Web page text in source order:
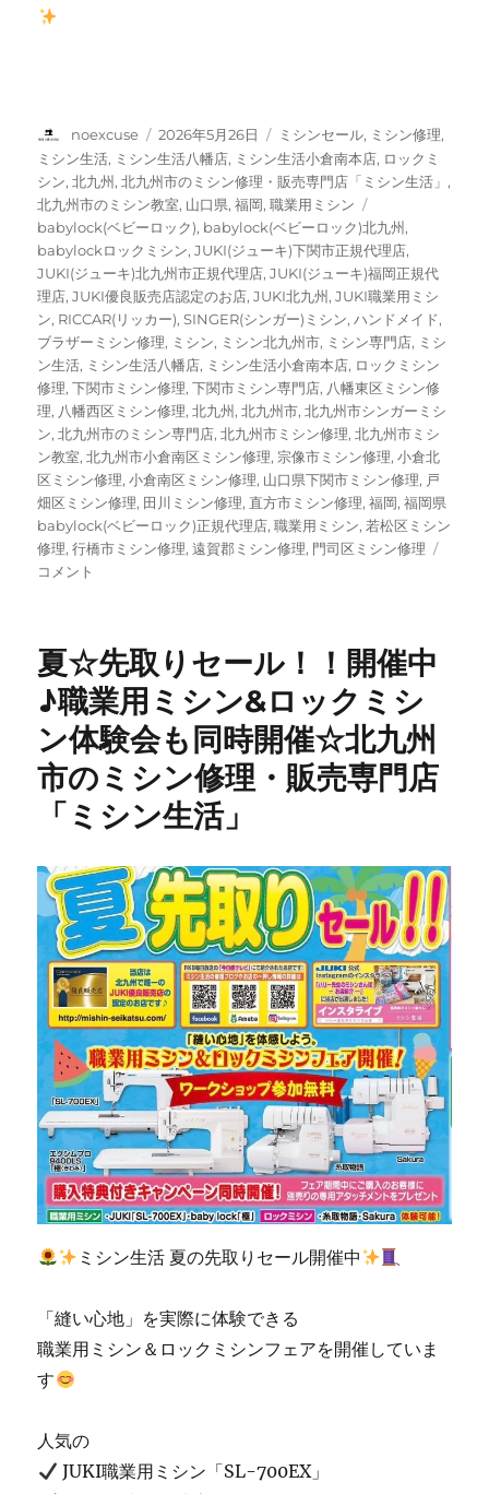
頼
☆
に
投
稿
者
noexcuse
投
稿
日:
2026年5月26日
カ
テ
ゴ
リ
ー
ミシンセール, ミシン修理,
ミシン生活, ミシン生活八幡店, ミシン生活小倉南本店, ロックミ
シン,北九州,北九州市のミシン修理・販売専門店「ミシン生活」 ,
北九州市のミシン教室, 山口県,福岡,職業用ミシン
グ
babylock(ベビーロック), babylock(ベビーロック)北九州,
babylockロックミシン,JUKI(ジューキ)下関市正規代理店,
JUKI(ジューキ)北九州市正規代理店,JUKI(ジューキ)福岡正規代
理店,JUKI優良販売店認定のお店,JUKI北九州,JUKI職業用ミシ
ン, RICCAR(リッカー),SINGER(シンガー)ミシン,ハンドメイド,
ブラザーミシン修理, ミシン, ミシン北九州市, ミシン専門店, ミシ
ン生活, ミシン生活八幡店, ミシン生活小倉南本店, ロックミシン
修理,下関市ミシン修理,下関市ミシン専門店, 八幡東区ミシン修
理, 八幡西区ミシン修理,北九州,北九州市,北九州市シンガーミシ
ン,北九州市のミシン専門店,北九州市ミシン修理,北九州市ミシ
ン教室,北九州市小倉南区ミシン修理, 宗像市ミシン修理,小倉北
区ミシン修理,小倉南区ミシン修理, 山口県下関市ミシン修理, 戸
畑区ミシン修理, 田川ミシン修理, 直方市ミシン修理,福岡,福岡県
babylock(ベビーロック)正規代理店,職業用ミシン, 若松区ミシン
修理,行橋市ミシン修理,遠賀郡ミシン修理, 門司区ミシン修理
用
ミ
シ
ン
ミ
ン
同
コメント
夏☆先取りセール！！開催中
♪職業用ミシン&ロックミシ
ン体験会も同時開催☆北九州
市のミシン修理・販売専門店
「ミシン生活」
ミシン生活 夏の先取りセール開催中
「縫い心地」を実際に体験できる
職業用ミシン＆ロックミシンフェアを開催していま
す
人気の
JUKI職業用ミシン「SL-700EX」